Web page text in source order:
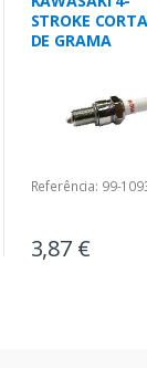
STROKE
DE GRAMA
Referência: 99-
3,87 €